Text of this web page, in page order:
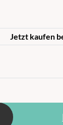
Jetzt kaufen